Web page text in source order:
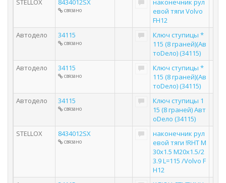
STELLOX
8434012SX
связано
наконечник рул
евой тяги Volvo
FH12
Автодело
34115
связано
Ключ ступицы *
115 (8 граней)(Ав
тоDело) (34115)
Автодело
34115
связано
Ключ ступицы *
115 (8 граней)(Ав
тоDело) (34115)
Автодело
34115
связано
Ключ ступицы 1
15 (8 граней) Авт
оDело (34115)
STELLOX
8434012SX
связано
наконечник рул
евой тяги !RHT M
30x1.5 M20x1.5/2
3.9 L=115 /Volvo F
H12